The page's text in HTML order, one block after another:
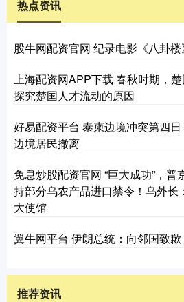
热点资讯
股牛网配资官网 纪录电影《八卦
上海配资网APP下载 春秋时期，
探究楚国人才流动的原因
好易配资平台 泰柬边境冲突第四
边境居民撤离
免息炒股配资官网 “巨大成功”，
持部分乌农产品进口禁令！乌外长
大使馆
翼牛网平台 伊朗总统：向邻国致
推荐资讯